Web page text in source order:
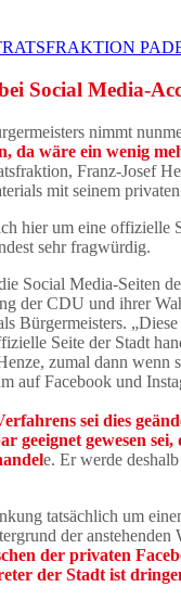
Social Media-
nimmt
da wäre ein wenig
Franz-Josef
mit seinem
hier um eine offizielle
sehr fragwürdig.
Social Media-Seiten
der CDU und ihrer
Bürgermeisters.
Seite der Stadt
zumal dann wenn
auf Facebook und
sei dies
geeignet gewesen
e. Er werde
tatsächlich um
der
der privaten
der Stadt ist